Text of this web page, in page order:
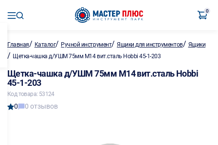
0
Главная/ Каталог/ Ручной инструмент/Ящики для инструментов/ Ящики
/ Щетка-чашка д/УШМ 75мм М14 вит.сталь Hobbi 45-1-203
Щетка-чашка д/УШМ 75мм М14 вит.сталь Hobbi
45-1-203
Код товара: 53124
0 0 отзывов